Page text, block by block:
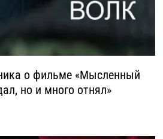
о фильме «Мысленный
но и много отнял»